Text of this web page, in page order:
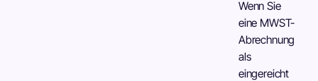
Wenn Sie
eine MWST-
Abrechnung
als
eingereicht